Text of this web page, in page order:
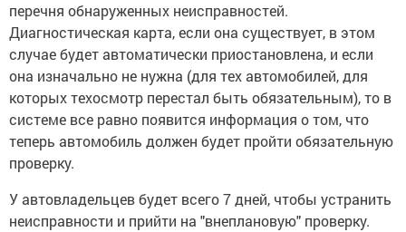
перечня обнаруженных неисправностей.
Диагностическая карта, если она существует, в этом
случае будет автоматически приостановлена, и если
она изначально не нужна (для тех автомобилей, для
которых техосмотр перестал быть обязательным), то в
системе все равно появится информация о том, что
теперь автомобиль должен будет пройти обязательную
проверку.
У автовладельцев будет всего 7 дней, чтобы устранить
неисправности и прийти на "внеплановую" проверку.